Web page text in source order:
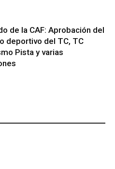
de la CAF: Aprobación del
deportivo del TC, TC
Pista y varias